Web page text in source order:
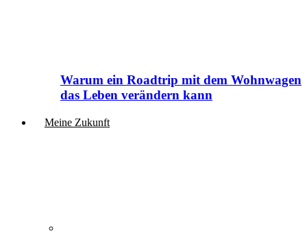
Warum ein Roadtrip mit dem Wohnwagen
das Leben verändern kann
Meine Zukunft